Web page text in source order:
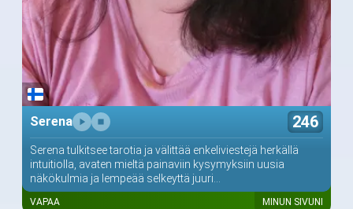
Serena 246
Serena tulkitsee tarotia ja välittää enkeliviestejä herkällä
intuitiolla, avaten mieltä painaviin kysymyksiin uusia
näkökulmia ja lempeää selkeyttä juuri...
VAPAA MINUN SIVUNI